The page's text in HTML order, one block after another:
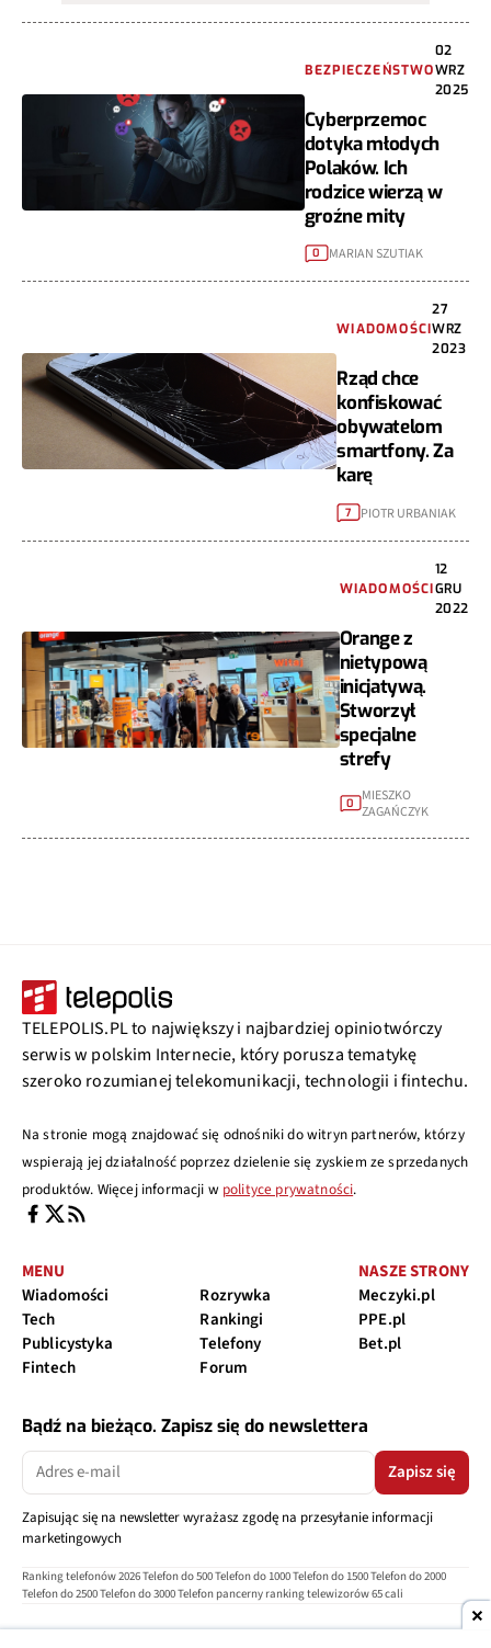
BEZPIECZEŃSTWO
02
WRZ
2025
Cyberprzemoc
dotyka młodych
Polaków. Ich
rodzice wierzą w
groźne mity
0 MARIAN SZUTIAK
WIADOMOŚCI
27
WRZ
2023
Rząd chce
konfiskować
obywatelom
smartfony. Za
karę
7 PIOTR URBANIAK
WIADOMOŚCI
12
GRU
2022
Orange z
nietypową
inicjatywą.
Stworzył
specjalne
strefy
0 MIESZKO
ZAGAŃCZYK
TELEPOLIS.PL to największy i najbardziej opiniotwórczy
serwis w polskim Internecie, który porusza tematykę
szeroko rozumianej telekomunikacji, technologii i fintechu.
Na stronie mogą znajdować się odnośniki do witryn partnerów, którzy
wspierają jej działalność poprzez dzielenie się zyskiem ze sprzedanych
produktów. Więcej informacji w polityce prywatności.
MENU
Wiadomości
Tech
Publicystyka
Fintech
Rozrywka
Rankingi
Telefony
Forum
NASZE STRONY
Meczyki.pl
PPE.pl
Bet.pl
Bądź na bieżąco. Zapisz się do newslettera
Zapisz się
Zapisując się na newsletter wyrażasz zgodę na przesyłanie informacji
marketingowych
Ranking telefonów 2026Telefon do 500Telefon do 1000Telefon do 1500Telefon do 2000
Telefon do 2500Telefon do 3000Telefon pancerny ranking telewizorów 65 cali